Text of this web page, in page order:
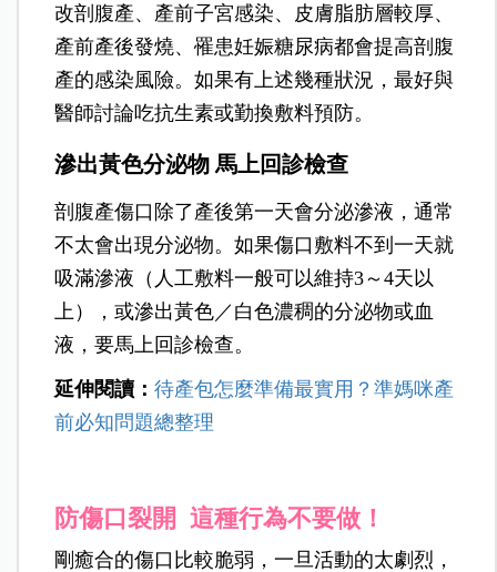
改剖腹產、產前子宮感染、皮膚脂肪層較厚、
產前產後發燒、罹患妊娠糖尿病都會提高剖腹
產的感染風險。如果有上述幾種狀況，最好與
醫師討論吃抗生素或勤換敷料預防。
滲出黃色分泌物 馬上回診檢查
剖腹產傷口除了產後第一天會分泌滲液，通常
不太會出現分泌物。如果傷口敷料不到一天就
吸滿滲液（人工敷料一般可以維持3～4天以
上），或滲出黃色／白色濃稠的分泌物或血
液，要馬上回診檢查。
延伸閱讀：待產包怎麼準備最實用？準媽咪產
前必知問題總整理
防傷口裂開 這種行為不要做！
剛癒合的傷口比較脆弱，一旦活動的太劇烈，